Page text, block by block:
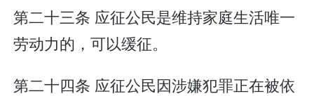
第二十三条 应征公民是维持家庭生活唯一
劳动力的，可以缓征。
第二十四条 应征公民因涉嫌犯罪正在被依